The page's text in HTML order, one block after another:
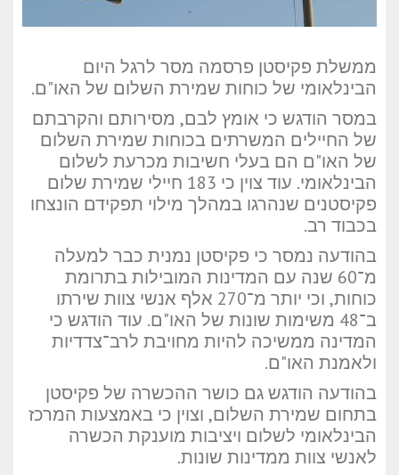
ממשלת פקיסטן פרסמה מסר לרגל היום
הבינלאומי של כוחות שמירת השלום של האו"ם.
במסר הודגש כי אומץ לבם, מסירותם והקרבתם
של החיילים המשרתים בכוחות שמירת השלום
של האו"ם הם בעלי חשיבות מכרעת לשלום
הבינלאומי. עוד צוין כי 183 חיילי שמירת שלום
פקיסטנים שנהרגו במהלך מילוי תפקידם הונצחו
בכבוד רב.
בהודעה נמסר כי פקיסטן נמנית כבר למעלה
מ־60 שנה עם המדינות המובילות בתרומת
כוחות, וכי יותר מ־270 אלף אנשי צוות שירתו
ב־48 משימות שונות של האו"ם. עוד הודגש כי
המדינה ממשיכה להיות מחויבת לרב־צדדיות
ולאמנת האו"ם.
בהודעה הודגש גם כושר ההכשרה של פקיסטן
בתחום שמירת השלום, וצוין כי באמצעות המרכז
הבינלאומי לשלום ויציבות מוענקת הכשרה
לאנשי צוות ממדינות שונות.